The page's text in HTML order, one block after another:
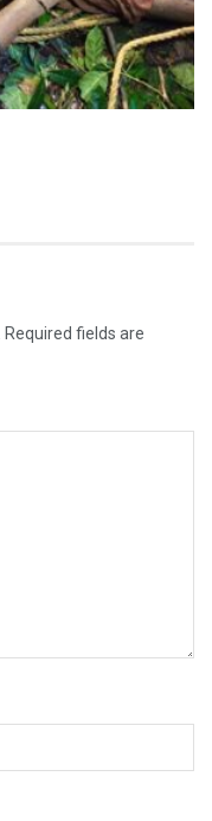
Required fields are